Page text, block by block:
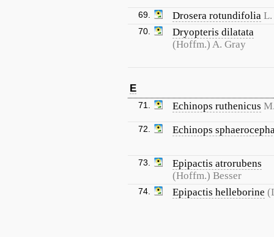
69. Drosera rotundifolia L.
70.
Dryopteris dilatata
(Hoffm.) A. Gray
E
71. Echinops ruthenicus
72. Echinops
73.
Epipactis atrorubens
(Hoffm.) Besser
74. Epipactis helleborine